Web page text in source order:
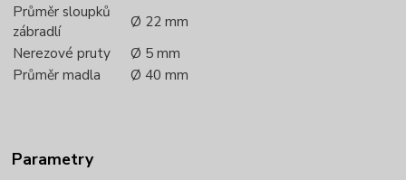
Průměr sloupků
zábradlí
Ø 22 mm
Nerezové pruty
Ø 5 mm
Průměr madla
Ø 40 mm
Parametry